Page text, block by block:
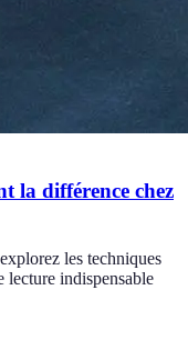
la différence chez
les techniques
indispensable